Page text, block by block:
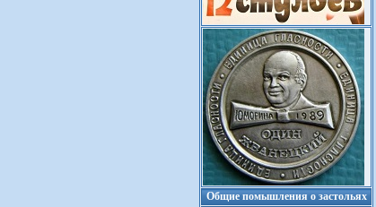
Общие помышления о застольях